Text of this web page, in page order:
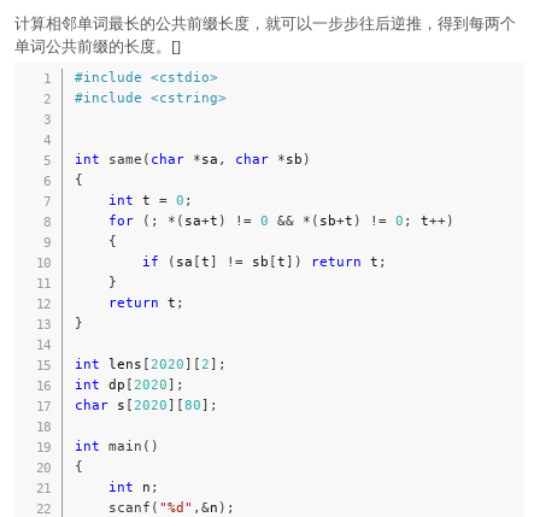
计算相邻单词最长的公共前缀长度，就可以一步步往后逆推，得到每两个
单词公共前缀的长度。[]
#include <cstdio>
#include <cstring>
int same ( char *sa , char *sb )
{
int t = 0 ;
for
( ; * ( sa+t ) != 0 && * ( sb+t ) != 0 ; t++)
{
if
( sa [t] != sb [t] ) return t ;
}
return t ;
}
int lens [2020] [2] ;
int dp [2020] ;
char s [2020] [80] ;
int main ( )
{
int n ;
scanf ( "%d" , &n ) ;